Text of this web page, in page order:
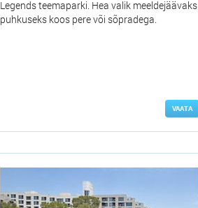
Legends teemaparki. Hea valik meeldejäävaks
puhkuseks koos pere või sõpradega.
VAATA